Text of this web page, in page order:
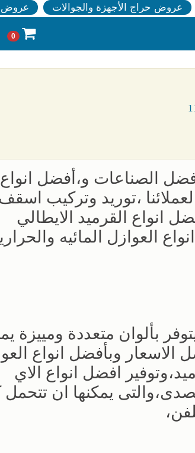
عروض حراج الأجهزة والجوالات عروض
0
الصناعات و،أفضل انواع
،توريد وتركيب
انواع القرميد الايطالي
العوازل المائيه
بألوان متعددة ومييزة
الاسعار وبأفضل انواع
افضل انواع الاي
يمكنها ان تتحمل